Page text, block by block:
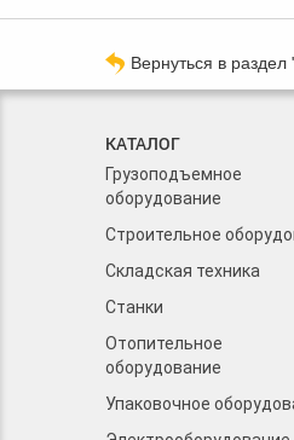
Вернуться в
КАТАЛОГ
Грузоподъемное
оборудование
Строительное
Складская техника
Станки
Отопительное
оборудование
Упаковочное